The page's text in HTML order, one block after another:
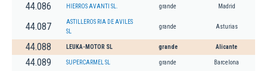
44.086 HIERROS AVANTI SL. grande Madrid
44.087
ASTILLEROS RIA DE AVILES
SL
grande Asturias
44.088 LEUKA-MOTOR SL grande Alicante
44.089 SUPERCARMEL SL grande Barcelona